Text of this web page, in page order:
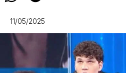
11/05/2025